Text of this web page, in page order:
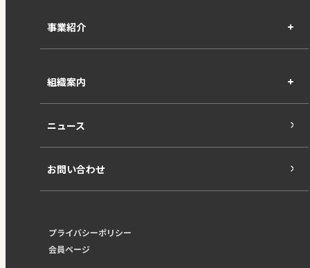
事業紹介
組織案内
ニュース
お問い合わせ
プライバシーポリシー
会員ページ